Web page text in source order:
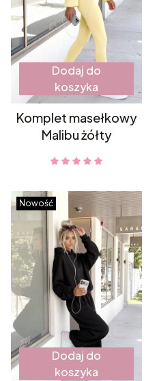
Dodaj do
koszyka
Komplet masełkowy
Malibu żółty
Nowość
Dodaj do
koszyka